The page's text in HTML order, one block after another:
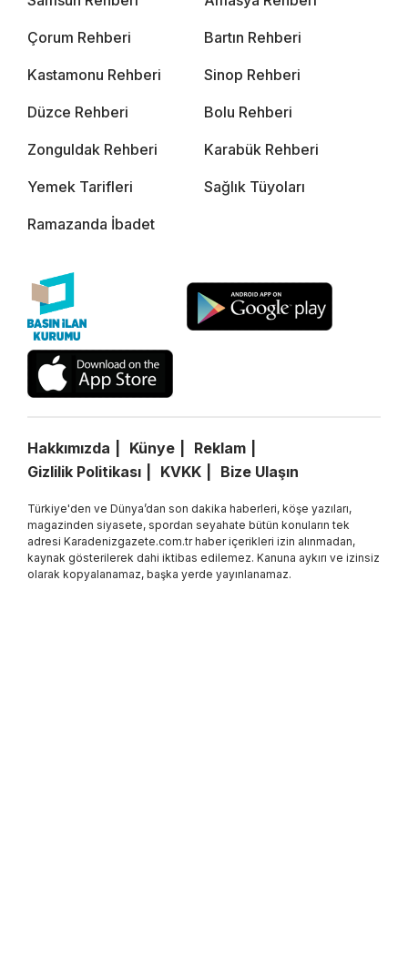
Çorum Rehberi Bartın Rehberi
Kastamonu Rehberi Sinop Rehberi
Düzce Rehberi Bolu Rehberi
Zonguldak Rehberi Karabük Rehberi
Yemek Tarifleri Sağlık Tüyoları
Ramazanda İbadet
Hakkımızda Künye
Reklam
Gizlilik Politikası
KVKK Bize Ulaşın
Türkiye'den ve Dünya’dan son dakika haberleri, köşe yazıları,
magazinden siyasete, spordan seyahate bütün konuların tek
adresi Karadenizgazete.com.tr haber içerikleri izin alınmadan,
kaynak gösterilerek dahi iktibas edilemez. Kanuna aykırı ve izinsiz
olarak kopyalanamaz, başka yerde yayınlanamaz.